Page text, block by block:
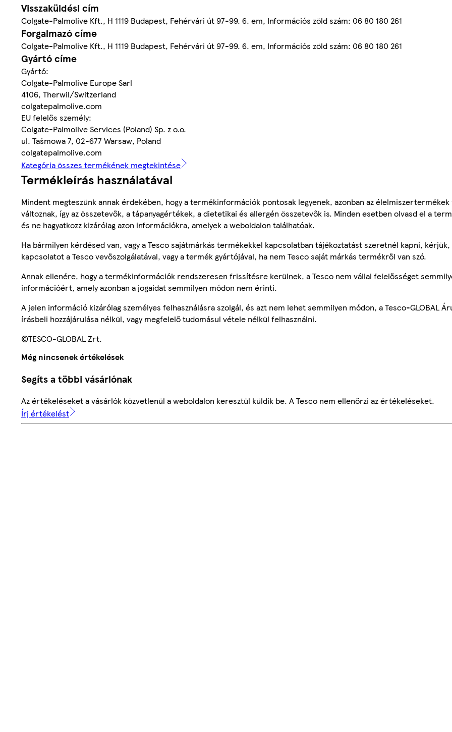
Visszaküldési cím
Colgate-Palmolive Kft., H 1119 Budapest, Fehérvári út 97-99. 6. em, Információs zöld szám: 06 80 180 261
Forgalmazó címe
Colgate-Palmolive Kft., H 1119 Budapest, Fehérvári út 97-99. 6. em, Információs zöld szám: 06 80 180 261
Gyártó címe
Gyártó:
Colgate-Palmolive Europe Sarl
4106, Therwil/Switzerland
colgatepalmolive.com
EU felelős személy:
Colgate-Palmolive Services (Poland) Sp. z o.o.
ul. Taśmowa 7, 02-677 Warsaw, Poland
colgatepalmolive.com
Kategória összes termékének megtekintése
Termékleírás használatával
Mindent megteszünk annak érdekében, hogy a termékinformációk pontosak legyenek, azonban az élelmiszertermékek
változnak, így az összetevők, a tápanyagértékek, a dietetikai és allergén összetevők is. Minden esetben olvasd el a
és ne hagyatkozz kizárólag azon információkra, amelyek a weboldalon találhatóak.
Ha bármilyen kérdésed van, vagy a Tesco sajátmárkás termékekkel kapcsolatban tájékoztatást szeretnél kapni, kérjük,
kapcsolatot a Tesco vevőszolgálatával, vagy a termék gyártójával, ha nem Tesco saját márkás termékről van szó.
Annak ellenére, hogy a termékinformációk rendszeresen frissítésre kerülnek, a Tesco nem vállal felelősséget
információért, amely azonban a jogaidat semmilyen módon nem érinti.
A jelen információ kizárólag személyes felhasználásra szolgál, és azt nem lehet semmilyen módon, a Tesco-GLOBAL
írásbeli hozzájárulása nélkül, vagy megfelelő tudomásul vétele nélkül felhasználni.
©TESCO-GLOBAL Zrt.
Még nincsenek értékelések
Segíts a többi vásárlónak
Az értékeléseket a vásárlók közvetlenül a weboldalon keresztül küldik be. A Tesco nem ellenőrzi az értékeléseket.
Írj értékelést